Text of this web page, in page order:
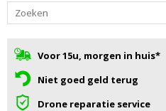
Voor 15u, morgen in huis*
Niet goed geld terug
Drone reparatie service